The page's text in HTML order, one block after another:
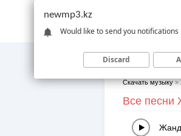
Скачать музыку »
Все песни
newmp3.kz
Would like to send you notifications
Discard